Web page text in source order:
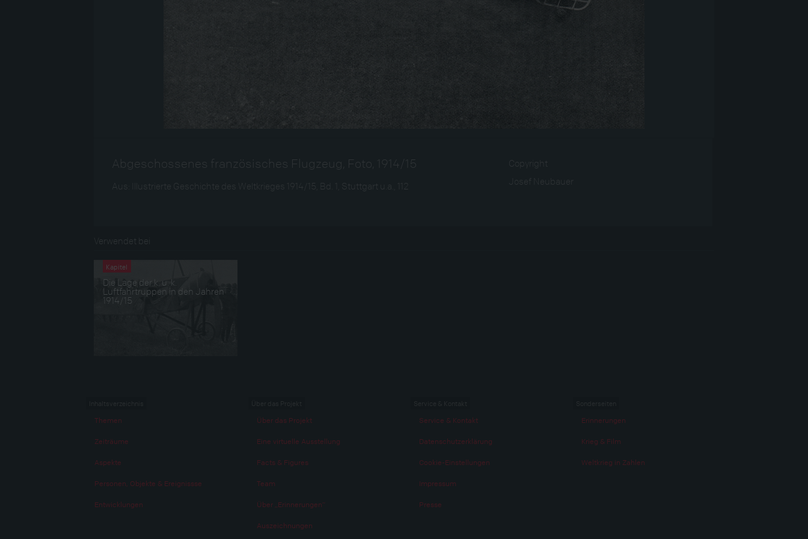
Abgeschossenes französisches Flugzeug, Foto, 1914/15
Aus: Illustrierte Geschichte des Weltkrieges 1914/15, Bd. 1, Stuttgart u.a., 112
Copyright
Josef Neubauer
Verwendet bei
Kapitel
Die Lage der k. u. k.
Luftfahrtruppen in den Jahren
1914/15
Themen
Zeiträume
Aspekte
Personen, Objekte & Ereignissse
Entwicklungen
Über das Projekt
Eine virtuelle Ausstellung
Facts & Figures
Team
Über „Erinnerungen“
Auszeichnungen
Service & Kontakt
Datenschutzerklärung
Cookie-Einstellungen
Impressum
Presse
Erinnerungen
Krieg & Film
Weltkrieg in Zahlen